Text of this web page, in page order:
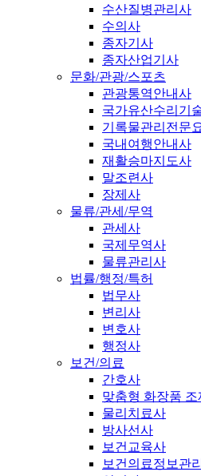
수산질병관리사
수의사
종자기사
종자산업기사
문화/관광/스포츠
관광통역안내사
국가유산수리기
기록물관리전문
국내여행안내사
재활승마지도사
말조련사
장제사
물류/관세/무역
관세사
국제무역사
물류관리사
법률/행정/특허
법무사
변리사
변호사
행정사
보건/의료
간호사
맞춤형 화장품
물리치료사
방사선사
보건교육사
보건의료정보관